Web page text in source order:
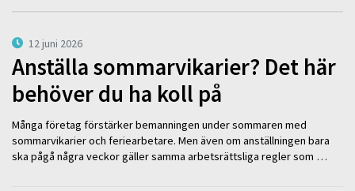
12 juni 2026
Anställa sommarvikarier? Det här
behöver du ha koll på
Många företag förstärker bemanningen under sommaren med
sommarvikarier och feriearbetare. Men även om anställningen bara
ska pågå några veckor gäller samma arbetsrättsliga regler som …